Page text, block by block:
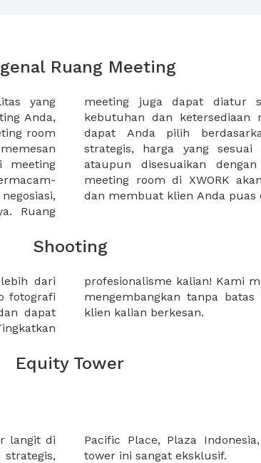
Ruang Meeting
yang
Anda,
room
meeting
Ruang
sesuai
meeting
yang
Anda,
Sewa
Anda
dan membuat klien Anda puas
Shooting
dari
fotografi
dapat
untuk
klien kalian berkesan.
Equity Tower
langit di
di
tower ini sangat eksklusif.